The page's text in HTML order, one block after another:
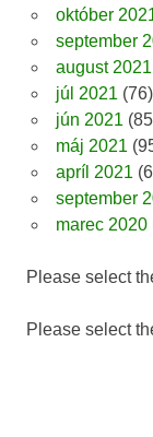
október
september
august 2021
júl 2021 (76)
jún 2021
máj 2021
apríl 2021
september
marec 2020
Please select
Please select